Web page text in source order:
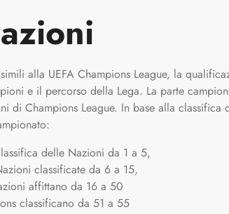
alla UEFA Champions League, la
e il percorso della Lega. La parte
di Champions League. In base alla classifica
delle Nazioni da 1 a 5,
classificate da 6 a 15,
affittano da 16 a 50
classificano da 51 a 55